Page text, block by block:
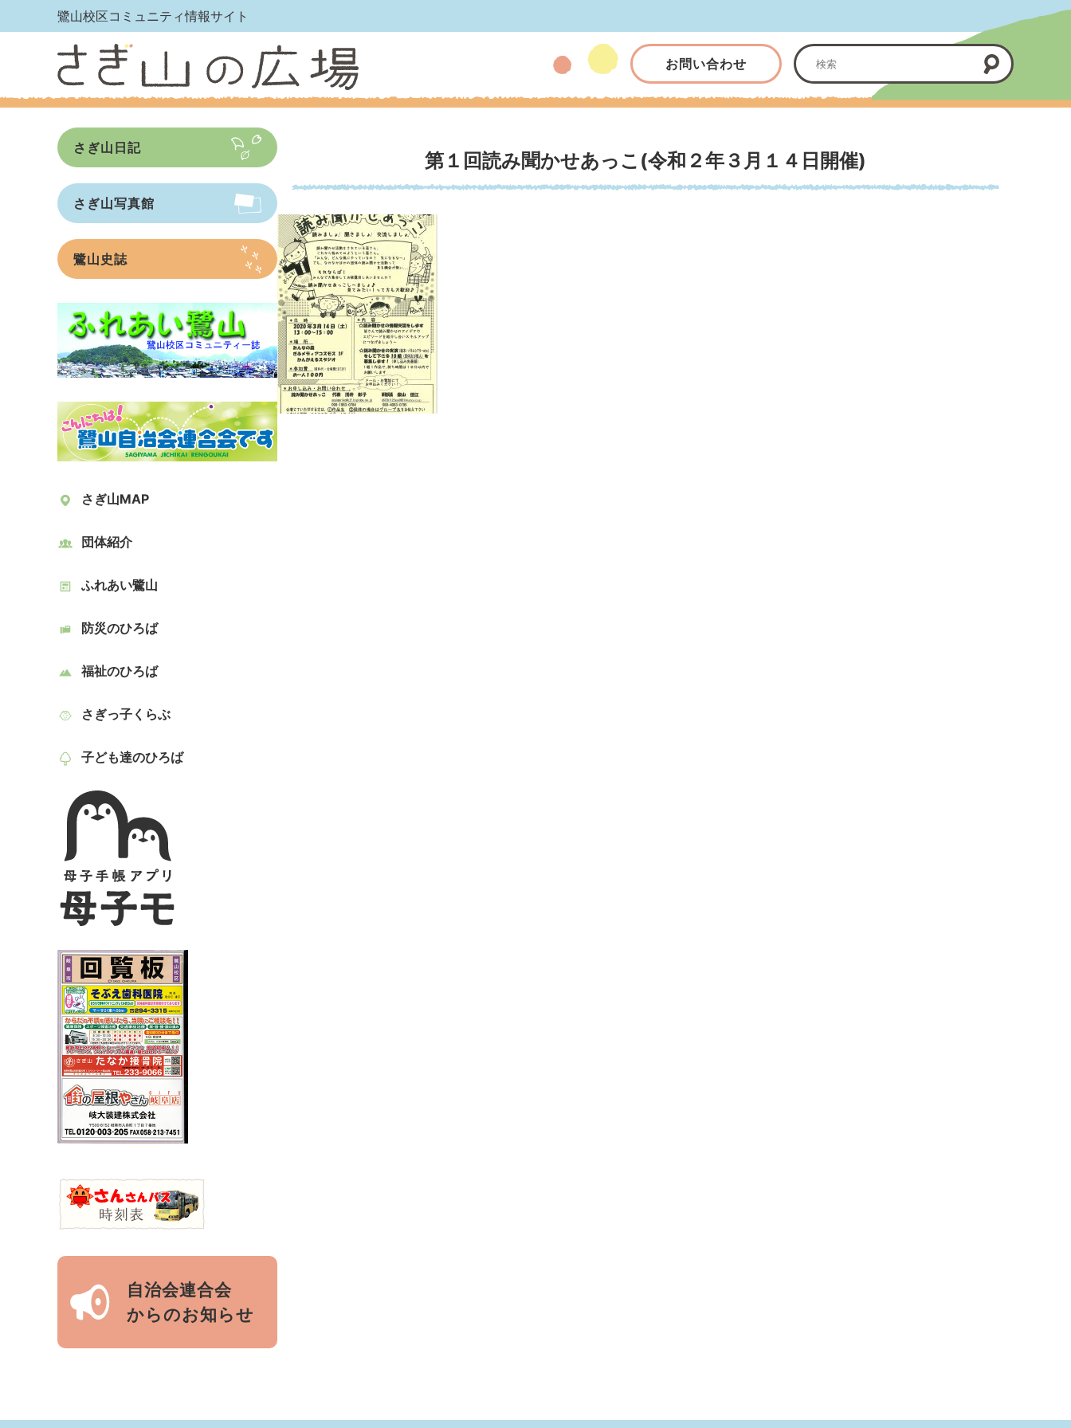
鷺山校区コミュニティ情報サイト
お問い合わせ
第１回読み聞かせあっこ(令和２年３月１４日開催)
さぎ山日記
さぎ山写真館
鷺山史誌
さぎ山MAP
団体紹介
ふれあい鷺山
防災のひろば
福祉のひろば
さぎっ子くらぶ
子ども達のひろば
自治会連合会
からのお知らせ